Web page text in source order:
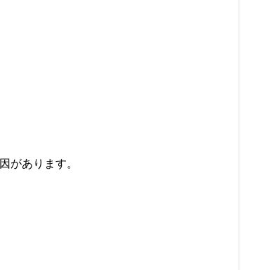
があります。